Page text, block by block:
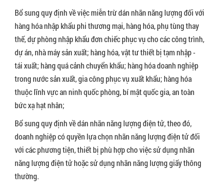
Bổ sung quy định về việc miễn trừ dán nhãn năng lượng đối với
hàng hóa nhập khẩu phi thương mại, hàng hóa, phụ tùng thay
thế, dự phòng nhập khẩu đơn chiếc phục vụ cho các công trình,
dự án, nhà máy sản xuất; hàng hóa, vật tư thiết bị tạm nhập -
tái xuất; hàng quá cảnh chuyển khẩu; hàng hóa doanh nghiệp
trong nước sản xuất, gia công phục vụ xuất khẩu; hàng hóa
thuộc lĩnh vực an ninh quốc phòng, bí mật quốc gia, an toàn
bức xạ hạt nhân;
Bổ sung quy định về dán nhãn năng lượng điện tử, theo đó,
doanh nghiệp có quyền lựa chọn nhãn năng lượng điện tử đối
với các phương tiện, thiết bị phù hợp cho việc sử dụng nhãn
năng lượng điện tử hoặc sử dụng nhãn năng lượng giấy thông
thường.